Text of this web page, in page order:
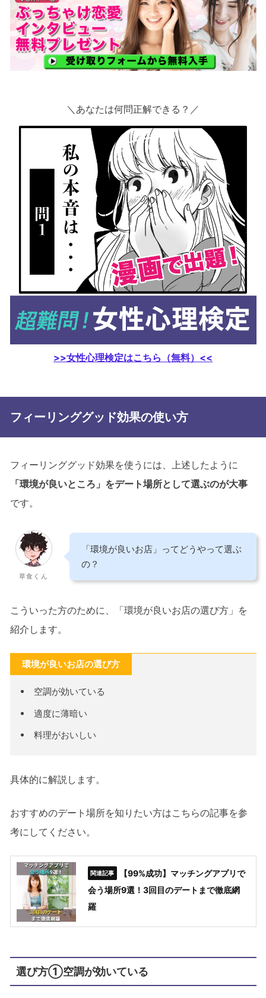
＼あなたは何問正解できる？／
>>女性心理検定はこちら（無料）<<
フィーリンググッド効果の使い方
フィーリンググッド効果を使うには、上述したように
「環境が良いところ」をデート場所として選ぶのが大事
です。
草食くん
「環境が良いお店」ってどうやって選ぶ
の？
こういった方のために、「環境が良いお店の選び方」を
紹介します。
環境が良いお店の選び方
空調が効いている
適度に薄暗い
料理がおいしい
具体的に解説します。
おすすめのデート場所を知りたい方はこちらの記事を参
考にしてください。
【99%成功】マッチングアプリで
会う場所9選！3回目のデートまで徹底網
羅
選び方①空調が効いている